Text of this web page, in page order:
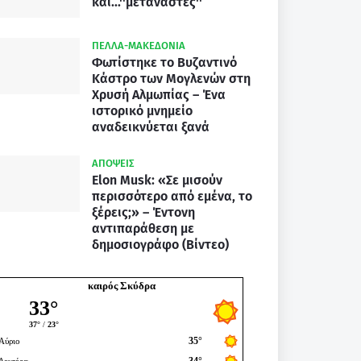
ΠΕΛΛΑ-ΜΑΚΕΔΟΝΙΑ
Φωτίστηκε το Βυζαντινό
Κάστρο των Μογλενών στη
Χρυσή Αλμωπίας – Ένα
ιστορικό μνημείο
αναδεικνύεται ξανά
ΑΠΟΨΕΙΣ
Elon Musk: «Σε μισούν
περισσότερο από εμένα, το
ξέρεις;» – Έντονη
αντιπαράθεση με
δημοσιογράφο (Βίντεο)
καιρός Σκύδρα